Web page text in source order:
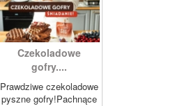
Czekoladowe
gofry....
Prawdziwe czekoladowe
pyszne gofry!Pachnące